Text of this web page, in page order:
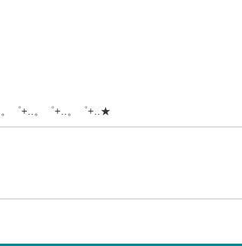
+..。゜+..。゜+..★